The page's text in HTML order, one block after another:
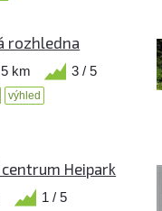
rozhledna
km 3 / 5
výhled
Heipark
1 / 5